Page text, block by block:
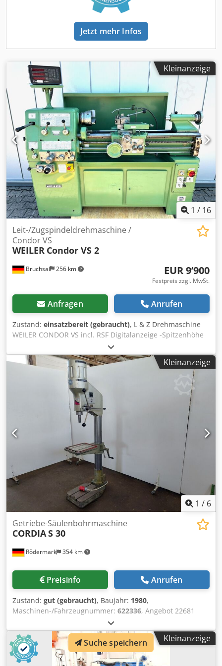
Jetzt mehr Infos
Kleinanzeige
1 / 16
Bruchsal 256 km
Leit-/Zugspindeldrehmaschine /
Condor VS
WEILER Condor VS 2
EUR 9’900
Festpreis zzgl. MwSt.
Anfragen Anrufen
Zustand: einsatzbereit (gebraucht), L & Z Drehmaschine
WEILER CONDOR VS incl. RSF Digitalanzeige -Spitzenhöhe
165mm -Umlaufdurchmesser über Bett 330mm -
Spitzenweite 800mm -Drehzahlbereich 28 - 2800 U/min -
Automatische Längs / Planvorschübe Codpjzn Rahofx
Ahcoha -Spindeldurchlass ca. 38mm -Reitstock -RSF
Digitalanzeige -Multifixgrundhalter mit Einsätzen -
Dreibackenfutter & Wechselbacken -Spannzangen /
Schnellspanneinrichtung incl. Spannzangen -Bohrfutter /
Mitlaufende Spitze -Bettanschlag -Spänerückwand -
Kühlmitteleinrichtung -Not / Aus -Dokumentation Abmaße:
LxBxH 2x0,8x1,6 Meter / Gewicht 900Kg Irrtümer /
Eingabefehler vorbehalten
Kleinanzeige
1 / 6
Rödermark 354 km
Getriebe-Säulenbohrmaschine
CORDIAS 30
Preisinfo Anrufen
Zustand: gut (gebraucht), Baujahr: 1980,
Maschinen-/Fahrzeugnummer: 622336, Angebot 22681
Technische Daten: - Bohrleistung in Stahl ST 60 30 mm -
Bohrspindelaufnahme MK 3 - Bohrspindelhub 160 mm - 9
Bohrspindeldrehzahlen 90 - 1450 U/min - Ausladung 300
mm - Tisch mit 2 T-Nuten - Tischabmessung 400 x 450 mm
Chedpfx Aozp E Ucehcja - max. Abstand Tisch -
Kleinanzeige
Suche speichern